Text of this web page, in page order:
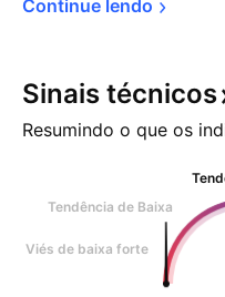
Continue lendo
Sinais técnicos
Resumindo o que os
Tendência de Baixa
Viés de baixa forte